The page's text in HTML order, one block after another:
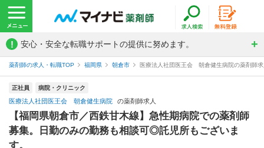
! 安心・安全な転職サポートの提供に努めます。
薬剤師の求人・転職TOP 福岡県 朝倉市 医療法人社団医王会 朝倉健生病院の薬剤師
正社員 病院・クリニック
医療法人社団医王会 朝倉健生病院 の薬剤師求人
【福岡県朝倉市／西鉄甘木線】急性期病院での薬剤師
募集。日勤のみの勤務も相談可◎託児所もございま
す。